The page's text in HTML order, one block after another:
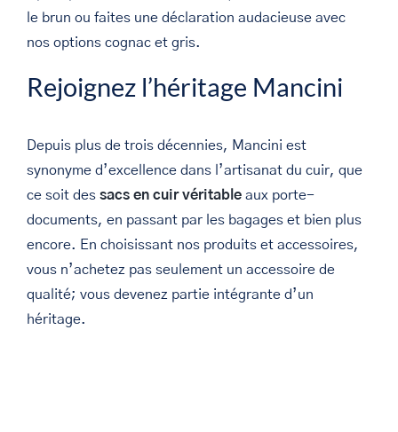
le brun ou faites une déclaration audacieuse avec
nos options cognac et gris.
Rejoignez l’héritage Mancini
Depuis plus de trois décennies, Mancini est
synonyme d’excellence dans l’artisanat du cuir, que
ce soit des sacs en cuir véritable aux porte-
documents, en passant par les bagages et bien plus
encore. En choisissant nos produits et accessoires,
vous n’achetez pas seulement un accessoire de
qualité; vous devenez partie intégrante d’un
héritage.